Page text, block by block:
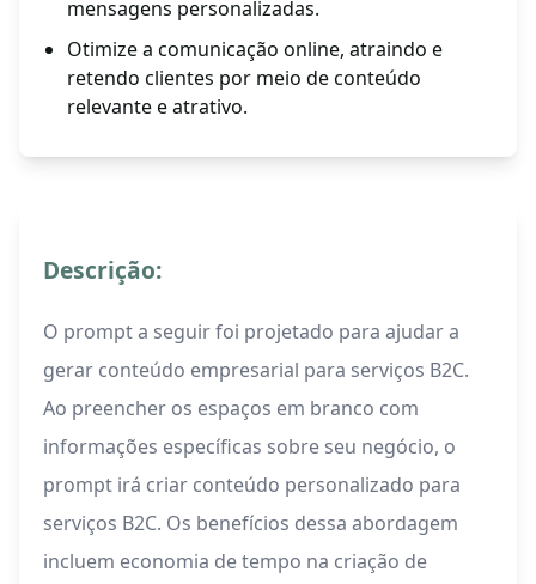
mensagens personalizadas.
Otimize a comunicação online, atraindo e
retendo clientes por meio de conteúdo
relevante e atrativo.
Descrição:
O prompt a seguir foi projetado para ajudar a
gerar conteúdo empresarial para serviços B2C.
Ao preencher os espaços em branco com
informações específicas sobre seu negócio, o
prompt irá criar conteúdo personalizado para
serviços B2C. Os benefícios dessa abordagem
incluem economia de tempo na criação de